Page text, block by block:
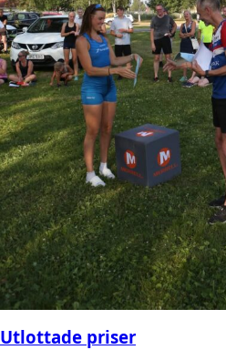
Utlottade priser